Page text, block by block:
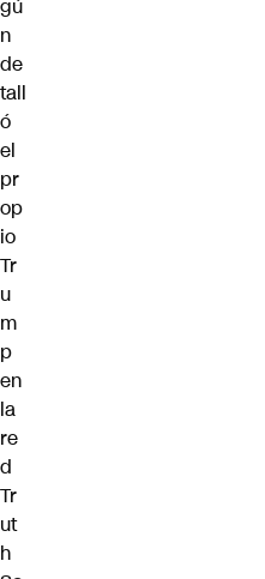
gú
n
de
tall
ó
el
pr
op
io
Tr
u
m
p
en
la
re
d
Tr
ut
h